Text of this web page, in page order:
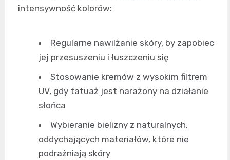
intensywność kolorów:
Regularne nawilżanie skóry, by zapobiec
jej przesuszeniu i łuszczeniu się
Stosowanie kremów z wysokim filtrem
UV, gdy tatuaż jest narażony na działanie
słońca
Wybieranie bielizny z naturalnych,
oddychających materiałów, które nie
podrażniają skóry